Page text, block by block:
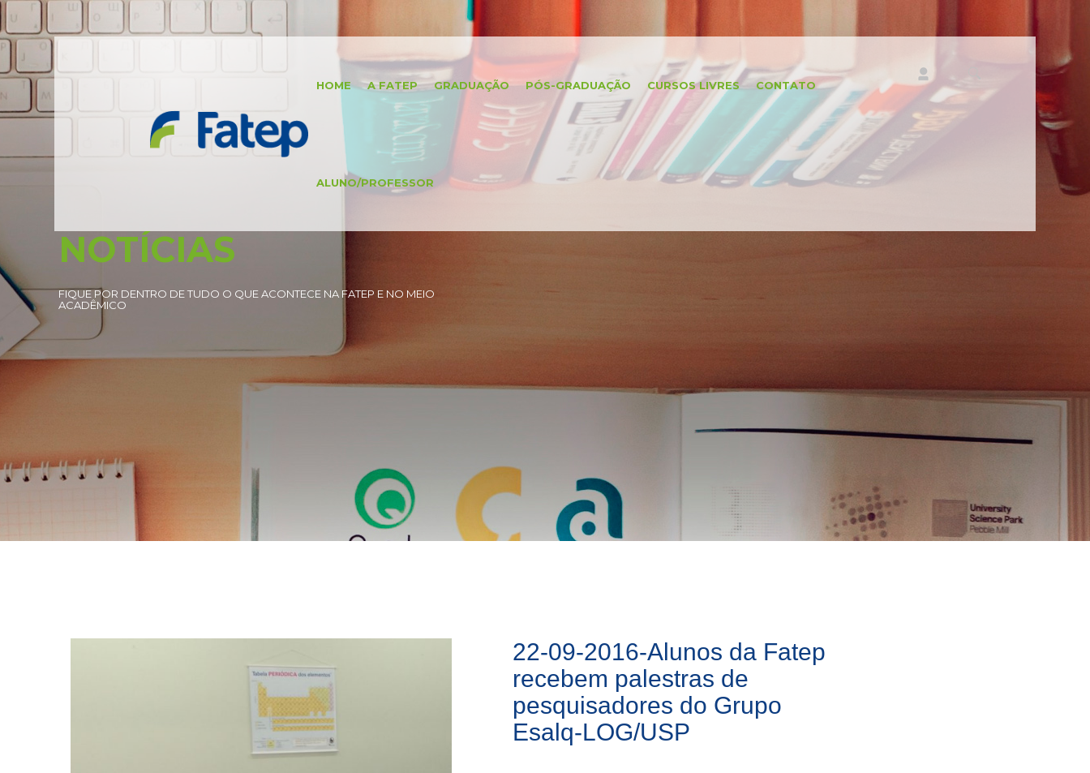
HOME A FATEP GRADUAÇÃO PÓS-GRADUAÇÃO CURSOS LIVRES CONTATO
ALUNO/PROFESSOR
NOTÍCIAS
FIQUE POR DENTRO DE TUDO O QUE ACONTECE NA FATEP E NO MEIO
ACADÊMICO
22-09-2016-Alunos da Fatep
recebem palestras de
pesquisadores do Grupo
Esalq-LOG/USP